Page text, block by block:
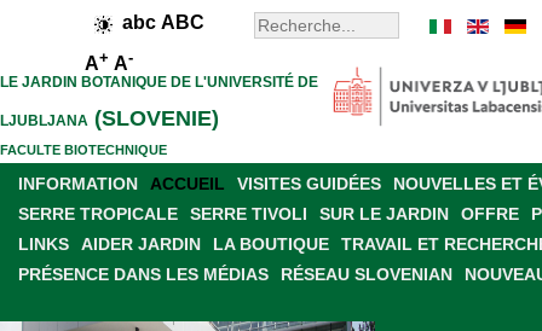
abc ABC
A+ A-
LE JARDIN BOTANIQUE DE L'UNIVERSITÉ DE
LJUBLJANA (SLOVENIE)
FACULTE BIOTECHNIQUE
INFORMATION ACCUEIL VISITES GUIDÉES
NOUVELLES ET
SERRE TROPICALE
SERRE TIVOLI SUR LE JARDIN OFFRE
LINKS
AIDER JARDIN LA BOUTIQUE
TRAVAIL ET
PRÉSENCE DANS LES MÉDIAS
RÉSEAU SLOVENIAN